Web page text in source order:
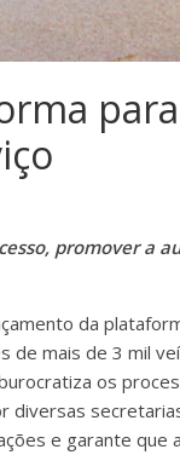
promover a
da
de mais de 3 mil
os
diversas
e garante que